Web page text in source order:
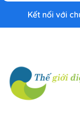
chỉnh 9
Zhiwuzhuđã đặc
Kết nối với